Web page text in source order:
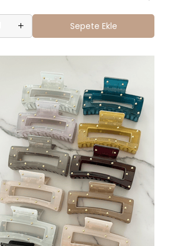
Sepete Ekle